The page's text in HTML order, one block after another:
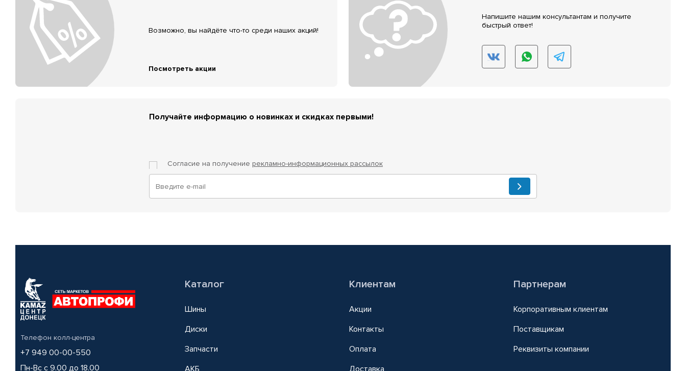
Возможно, вы найдёте что-то среди наших акций!
Посмотреть акции
Напишите нашим консультантам и получите
быстрый ответ!
Получайте информацию о новинках и скидках первыми!
Согласие на получение рекламно-информационных рассылок
Телефон колл-центра
+7 949 00-00-550
Пн-Вс с 9.00 до 18.00
Каталог
Шины
Диски
Запчасти
АКБ
Клиентам
Акции
Контакты
Оплата
Доставка
Партнерам
Корпоративным клиентам
Поставщикам
Реквизиты компании